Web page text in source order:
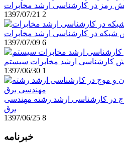
رمز در کارشناسی ارشد مخابرات
1397/07/21 2
شبکه در کارشناسی ارشد مخابرات
1397/07/09 6
کارشناسی ارشد مخابرات سیستم
1397/06/30 1
در کارشناسی ارشد رشته مهندسی
برق
1397/06/25 8
خبرنامه